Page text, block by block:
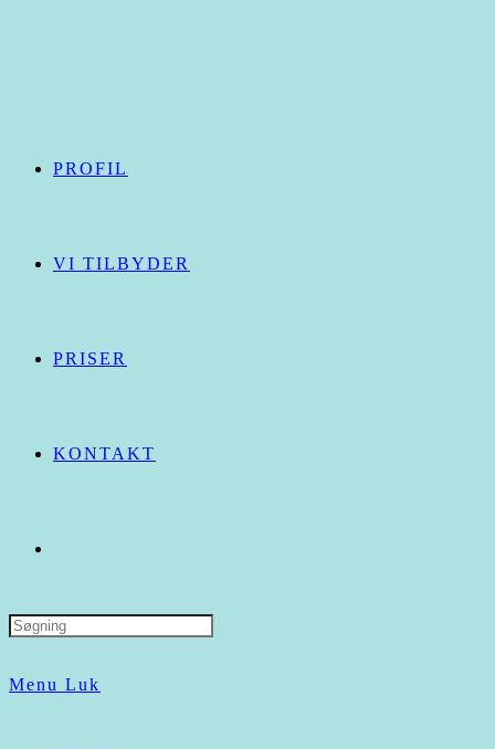
PROFIL
VI TILBYDER
PRISER
KONTAKT
Search
for:
Menu Luk